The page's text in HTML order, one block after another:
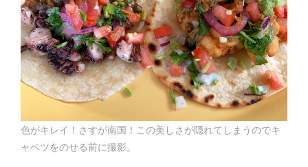
色がキレイ！さすが南国！この美しさが隠れてしまうのでキ
ャベツをのせる前に撮影。